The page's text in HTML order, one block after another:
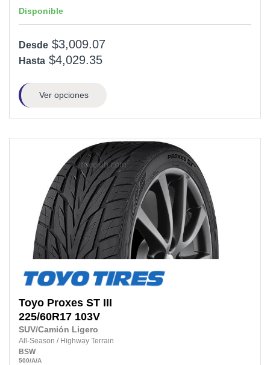
Disponible
Desde $3,009.07
Hasta $4,029.35
Ver opciones
Toyo Proxes ST III
225/60R17 103V
SUV/Camión Ligero
All-Season / Highway Terrain
BSW
500/A/A